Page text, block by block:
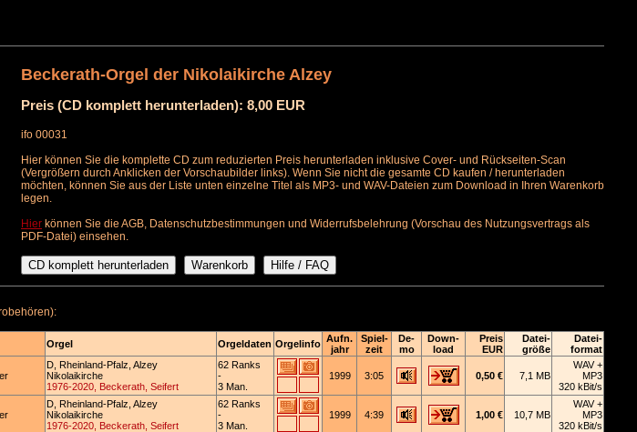
Beckerath-Orgel der Nikolaikirche Alzey
Preis (CD komplett herunterladen): 8,00 EUR
ifo 00031
Hier können Sie die komplette CD zum reduzierten Preis herunterladen inklusive Cover- und Rückseiten-Scan
(Vergrößern durch Anklicken der Vorschaubilder links). Wenn Sie nicht die gesamte CD kaufen / herunterladen
möchten, können Sie aus der Liste unten einzelne Titel als MP3- und WAV-Dateien zum Download in Ihren Warenkorb
legen.
Hier können Sie die AGB, Datenschutzbestimmungen und Widerrufsbelehrung (Vorschau des Nutzungsvertrags als
PDF-Datei) einsehen.
Orgel Orgeldaten Orgelinfo Aufn.
jahr
Spiel-
zeit
De-
mo
Down-
load
Preis
EUR
Datei-
größe
Datei-
format
D, Rheinland-Pfalz, Alzey
Nikolaikirche
1976-2020, Beckerath, Seifert
62 Ranks
-
3 Man.
1999 3:05 0,50 € 7,1 MB
WAV +
MP3
320 kBit/s
D, Rheinland-Pfalz, Alzey
Nikolaikirche
1976-2020, Beckerath, Seifert
62 Ranks
-
3 Man.
1999 4:39 1,00 € 10,7 MB
WAV +
MP3
320 kBit/s